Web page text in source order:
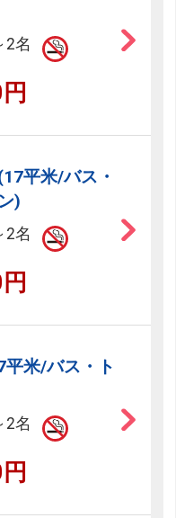
2名
平米/バス・
)
2名
米/バス・ト
2名